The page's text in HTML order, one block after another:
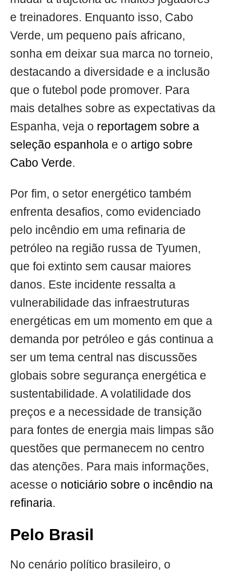
e treinadores. Enquanto isso, Cabo
Verde, um pequeno país africano,
sonha em deixar sua marca no torneio,
destacando a diversidade e a inclusão
que o futebol pode promover. Para
mais detalhes sobre as expectativas da
Espanha, veja o reportagem sobre a
seleção espanhola e o artigo sobre
Cabo Verde.
Por fim, o setor energético também
enfrenta desafios, como evidenciado
pelo incêndio em uma refinaria de
petróleo na região russa de Tyumen,
que foi extinto sem causar maiores
danos. Este incidente ressalta a
vulnerabilidade das infraestruturas
energéticas em um momento em que a
demanda por petróleo e gás continua a
ser um tema central nas discussões
globais sobre segurança energética e
sustentabilidade. A volatilidade dos
preços e a necessidade de transição
para fontes de energia mais limpas são
questões que permanecem no centro
das atenções. Para mais informações,
acesse o noticiário sobre o incêndio na
refinaria.
Pelo Brasil
No cenário político brasileiro, o